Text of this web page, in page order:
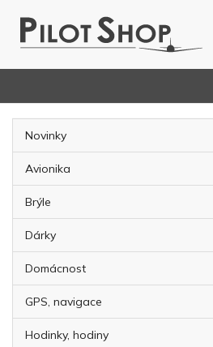
Novinky
Avionika
Brýle
Dárky
Domácnost
GPS, navigace
Hodinky, hodiny